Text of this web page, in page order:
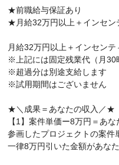
★前職給与保証あり
★月給32万円以上＋インセン
月給32万円以上＋インセンテ
※上記には固定残業代（月30
※超過分は別途支給します
※試用期間はございません
★＼成果＝あなたの収入／★
【1】案件単価ー8万円＝あ
参画したプロジェクトの案件
一律8万円引いた金額があな